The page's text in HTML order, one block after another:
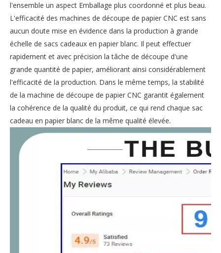
l'ensemble un aspect Emballage plus coordonné et plus beau.
L'efficacité des machines de découpe de papier CNC est sans
aucun doute mise en évidence dans la production à grande
échelle de sacs cadeaux en papier blanc. Il peut effectuer
rapidement et avec précision la tâche de découpe d'une
grande quantité de papier, améliorant ainsi considérablement
l'efficacité de la production. Dans le même temps, la stabilité
de la machine de découpe de papier CNC garantit également
la cohérence de la qualité du produit, ce qui rend chaque sac
cadeau en papier blanc de la même qualité élevée.